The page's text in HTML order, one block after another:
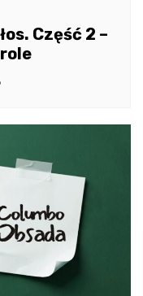
Część 2 –